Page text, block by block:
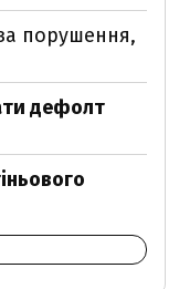
порушення,
дефолт